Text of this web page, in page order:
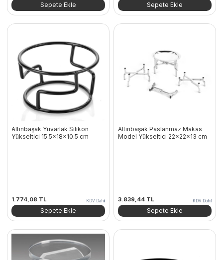
Sepete Ekle Sepete Ekle
Altınbaşak Yuvarlak Silikon
Yükseltici 15.5x18x10.5 cm
1.774,08 TL KDV Dahil
Sepete Ekle
Altınbaşak Paslanmaz Makas
Model Yükseltici 22x22x13 cm
3.839,44 TL KDV Dahil
Sepete Ekle